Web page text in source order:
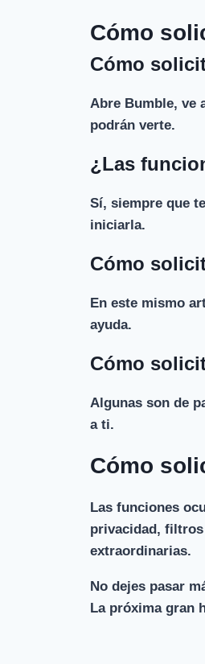
Cómo
Cómo
Abre Bumble, ve
podrán verte.
¿Las
Sí, siempre que
iniciarla.
Cómo
En este mismo
ayuda.
Cómo
Algunas son de
a ti.
Cómo
Las funciones
privacidad, filtros
extraordinarias.
No dejes pasar
La próxima gran